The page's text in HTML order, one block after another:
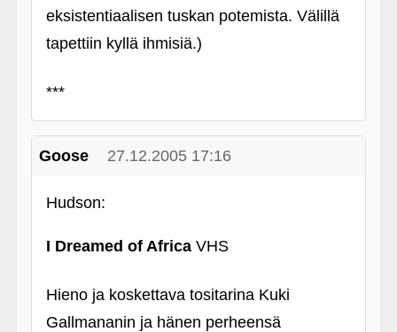
eksistentiaalisen tuskan potemista. Välillä
tapettiin kyllä ihmisiä.)
***
Goose 27.12.2005 17:16
Hudson:
I Dreamed of Africa VHS
Hieno ja koskettava tositarina Kuki
Gallmananin ja hänen perheensä